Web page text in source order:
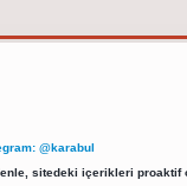
@karabul
sitedeki içerikleri proaktif